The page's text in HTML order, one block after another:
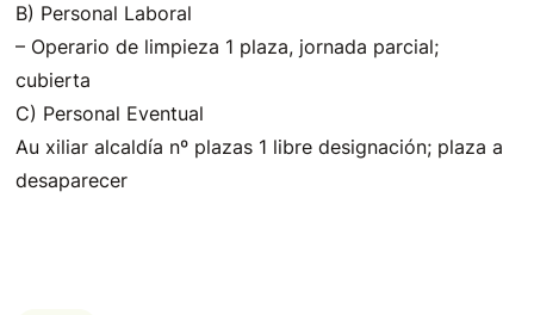
B) Personal Laboral
– Operario de limpieza 1 plaza, jornada parcial;
cubierta
C) Personal Eventual
Au xiliar alcaldía nº plazas 1 libre designación; plaza a
desaparecer